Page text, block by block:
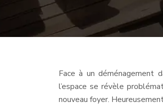
Face à un déménagement
l’espace se révèle
nouveau foyer.